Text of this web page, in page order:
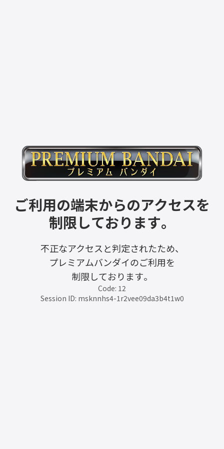
ご利用の端末からのアクセスを
制限しております。
不正なアクセスと判定されたため、
プレミアムバンダイのご利用を
制限しております。
Code: 12
Session ID: msknnhs4-1r2vee09da3b4t1w0